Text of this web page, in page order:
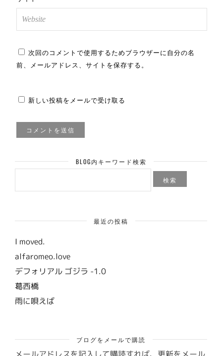
次回のコメントで使用するためブラウザーに自分の名
前、メールアドレス、サイトを保存する。
新しい投稿をメールで受け取る
BLOG内キーワード検索
検
最近の投稿
I moved.
alfaromeo.love
デフォリアル ゴジラ -1.0
葛西橋
雨に唄えば
ブログをメールで購読